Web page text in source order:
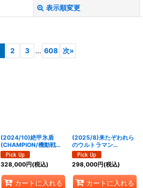
表示順変更
2 3 ... 608 次»
(2024/10)絶甲氷盾
(CHAMPION/機動戦士
ガンダムイラスト)【-】
{SD56-RV009}《白》
328,000円(税込)
カートに入れる
(2025/8)来たぞわれら
のウルトラマン
(CHAMPION/ウルトラ
マンカップ/VSゼットン
イラスト)【LM】
{LM19-U07}《青》
298,000円(税込)
カートに入れる